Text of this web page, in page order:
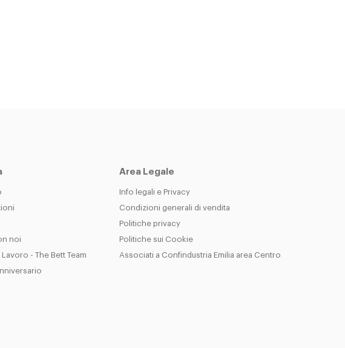
noi
- The Bett Team
Area Legale
Info legali e Privacy
Condizioni generali di vendita
Politiche privacy
Politiche sui Cookie
Associati a Confindustria Emilia area Centro